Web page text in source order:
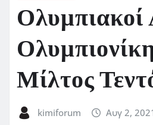
Ολυμπιακοί
Μίλτος
kimiforum Αυγ 2,